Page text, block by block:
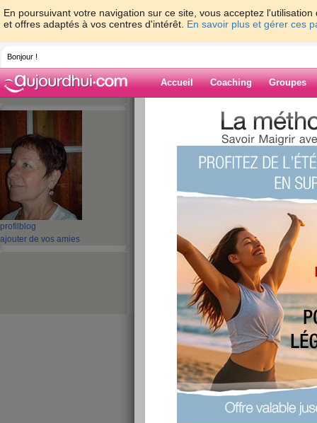
En poursuivant votre navigation sur ce site, vous acceptez
et offres adaptés à vos centres d'intérêt. En savoir plus et gérer ces
Bonjour !
Accueil Coaching Groupes
profil blog
ajouter de vos amies
> mamieblue28 >
Blog de
C'est dimanche !
Un petit bouquet en ce dimanche : pour la
parfum, hélas !) Bonne journée à chacune et